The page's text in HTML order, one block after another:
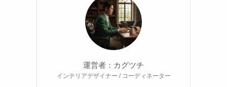
運営者：カグツチ
インテリアデザイナー / コーディネーター